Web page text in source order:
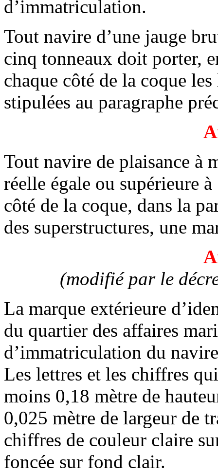
d’immatriculation.
Tout navire d’une jauge
cinq tonneaux doit porter,
chaque côté de la coque
stipulées au paragraphe
Tout navire de plaisance à
réelle égale ou supérieure
côté de la coque, dans la
des superstructures, une
(modifié par le
La marque extérieure
du quartier des affaires
d’immatriculation du
Les lettres et les chiffres
moins 0,18 mètre de
0,025 mètre de largeur de
chiffres de couleur claire
foncée sur fond clair.